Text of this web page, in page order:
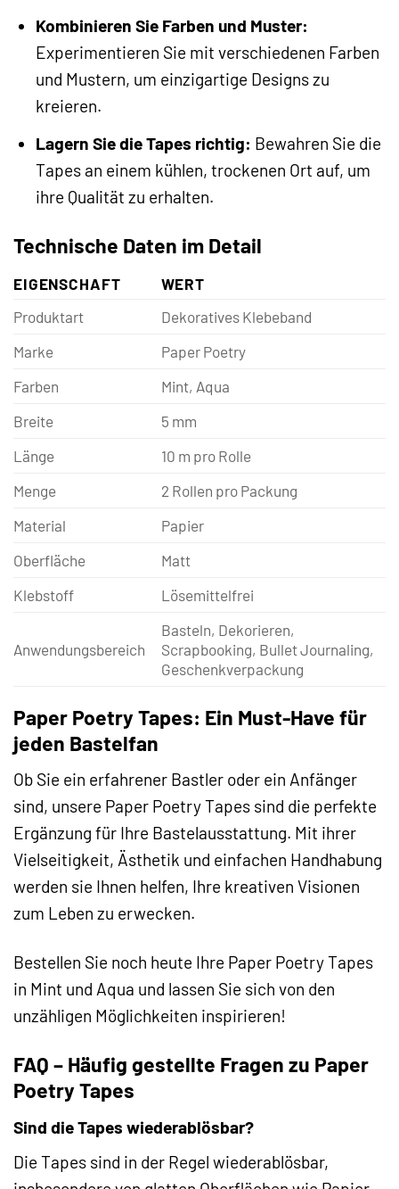
Kombinieren Sie Farben und Muster:
Experimentieren Sie mit verschiedenen Farben
und Mustern, um einzigartige Designs zu
kreieren.
Lagern Sie die Tapes richtig: Bewahren Sie die
Tapes an einem kühlen, trockenen Ort auf, um
ihre Qualität zu erhalten.
Technische Daten im Detail
EIGENSCHAFT
WERT
Produktart
Dekoratives Klebeband
Marke
Paper Poetry
Farben
Mint, Aqua
Breite
5 mm
Länge
10 m pro Rolle
Menge
2 Rollen pro Packung
Material
Papier
Oberfläche
Matt
Klebstoff
Lösemittelfrei
Anwendungsbereich
Basteln, Dekorieren,
Scrapbooking, Bullet Journaling,
Geschenkverpackung
Paper Poetry Tapes: Ein Must-Have für
jeden Bastelfan
Ob Sie ein erfahrener Bastler oder ein Anfänger
sind, unsere Paper Poetry Tapes sind die perfekte
Ergänzung für Ihre Bastelausstattung. Mit ihrer
Vielseitigkeit, Ästhetik und einfachen Handhabung
werden sie Ihnen helfen, Ihre kreativen Visionen
zum Leben zu erwecken.
Bestellen Sie noch heute Ihre Paper Poetry Tapes
in Mint und Aqua und lassen Sie sich von den
unzähligen Möglichkeiten inspirieren!
FAQ – Häufig gestellte Fragen zu Paper
Poetry Tapes
Sind die Tapes wiederablösbar?
Die Tapes sind in der Regel wiederablösbar,